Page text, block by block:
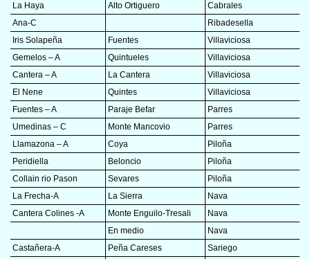
La Haya
Alto Ortiguero
Cabrales
Ana-C
Ribadesella
Iris Solapeña
Fuentes
Villaviciosa
Gemelos – A
Quintueles
Villaviciosa
Cantera – A
La Cantera
Villaviciosa
El Nene
Quintes
Villaviciosa
Fuentes – A
Paraje Befar
Parres
Umedinas – C
Monte Mancovio
Parres
Llamazona – A
Coya
Piloña
Peridiella
Beloncio
Piloña
Collain rio Pason
Sevares
Piloña
La Frecha-A
La Sierra
Nava
Cantera Colines -A
Monte Enguilo-Tresali
Nava
En medio
Nava
Castañera-A
Peña Careses
Sariego